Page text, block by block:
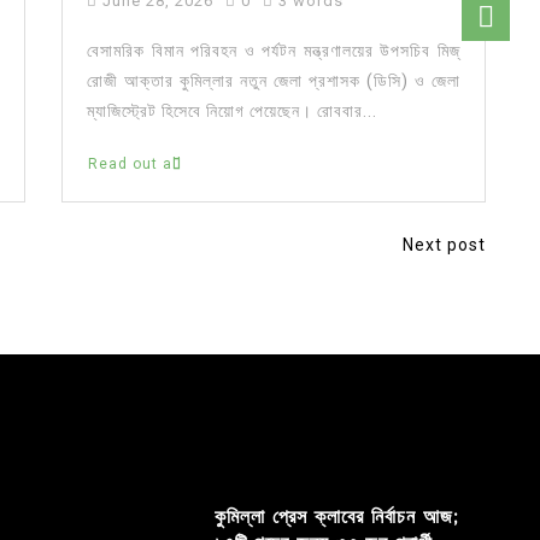
বেসামরিক বিমান পরিবহন ও পর্যটন মন্ত্রণালয়ের উপসচিব মিজ্
রোজী আক্তার কুমিল্লার নতুন জেলা প্রশাসক (ডিসি) ও জেলা
ম্যাজিস্ট্রেট হিসেবে নিয়োগ পেয়েছেন। রোববার...
Read out all
Next post
কুমিল্লা প্রেস ক্লাবের নির্বাচন আজ;